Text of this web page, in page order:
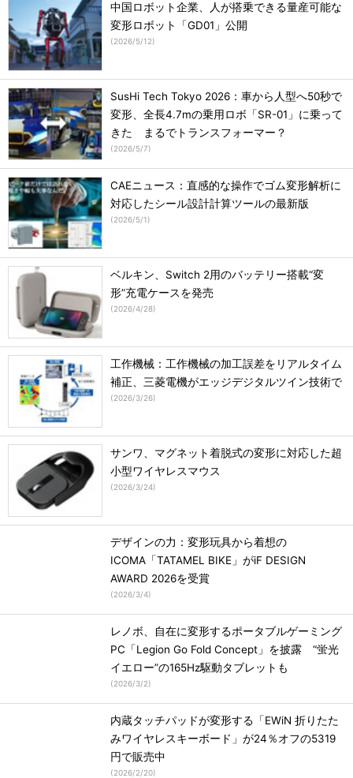
中国ロボット企業、人が搭乗できる量産可能な
変形ロボット「GD01」公開
(2026/5/12)
SusHi Tech Tokyo 2026：車から人型へ50秒で
変形、全長4.7mの乗用ロボ「SR-01」に乗って
きた まるでトランスフォーマー？
(2026/5/7)
CAEニュース：直感的な操作でゴム変形解析に
対応したシール設計計算ツールの最新版
(2026/5/1)
ベルキン、Switch 2用のバッテリー搭載“変
形”充電ケースを発売
(2026/4/28)
工作機械：工作機械の加工誤差をリアルタイム
補正、三菱電機がエッジデジタルツイン技術で
(2026/3/26)
サンワ、マグネット着脱式の変形に対応した超
小型ワイヤレスマウス
(2026/3/24)
デザインの力：変形玩具から着想の
ICOMA「TATAMEL BIKE」がiF DESIGN
AWARD 2026を受賞
(2026/3/4)
レノボ、自在に変形するポータブルゲーミング
PC「Legion Go Fold Concept」を披露 “蛍光
イエロー”の165Hz駆動タブレットも
(2026/3/2)
内蔵タッチパッドが変形する「EWiN 折りたた
みワイヤレスキーボード」が24％オフの5319
円で販売中
(2026/2/20)